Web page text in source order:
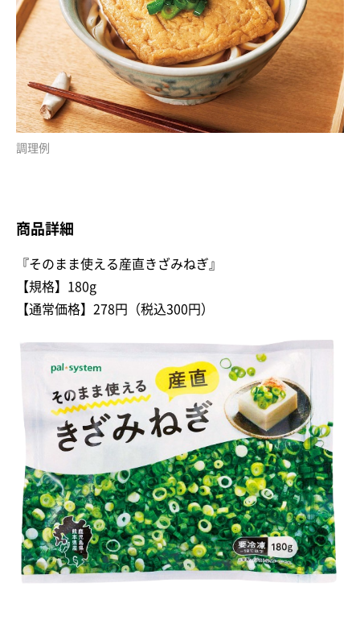
調理例
商品詳細
『そのまま使える産直きざみねぎ』
【規格】180g
【通常価格】278円（税込300円）